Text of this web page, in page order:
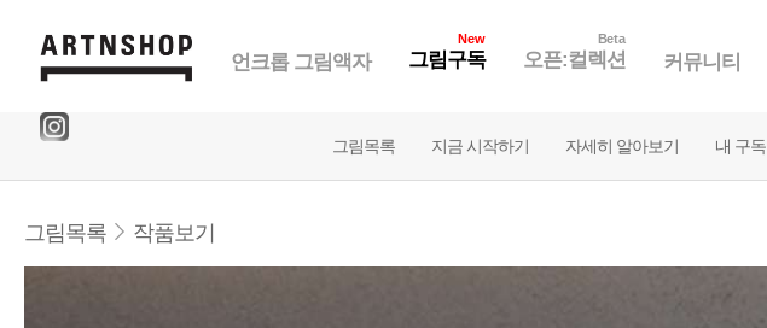
언크롭 그림액자
New
그림구독
Beta
오픈:컬렉션 커뮤니티
그림목록 지금 시작하기 자세히 알아보기 내 구독
그림목록 작품보기